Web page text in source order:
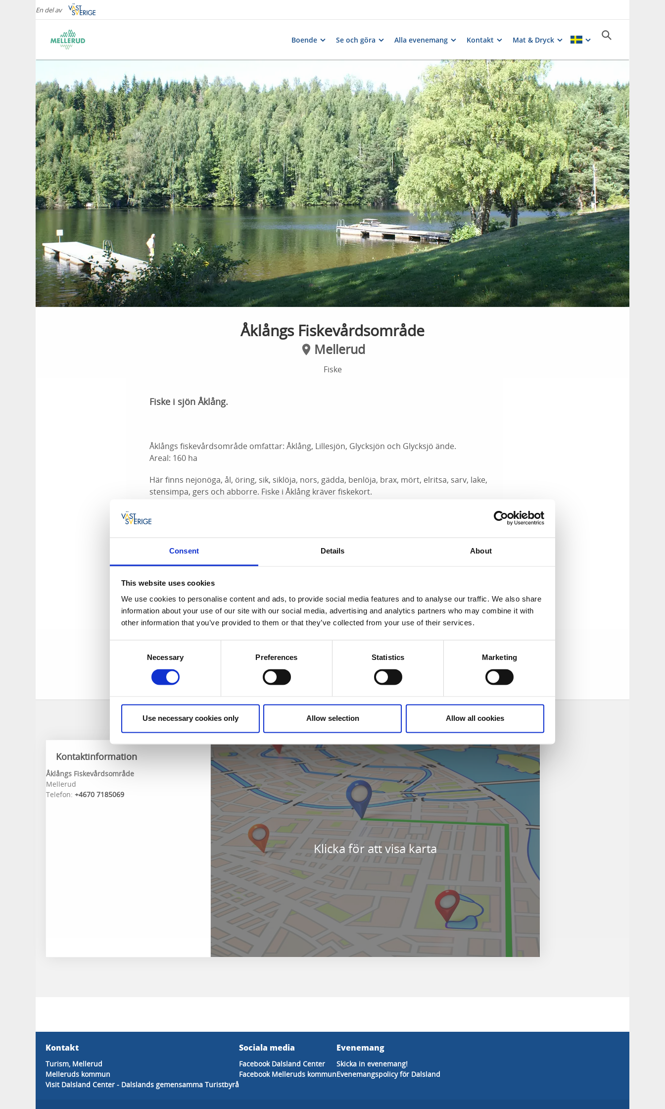
Consent Details About
This website uses cookies
We use cookies to personalise content and ads, to provide social media features and to analyse our traffic. We also share
information about your use of our site with our social media, advertising and analytics partners who may combine it with
other information that you’ve provided to them or that they’ve collected from your use of their services.
Necessary Preferences Statistics Marketing
Use necessary cookies only Allow selection Allow all cookies
En del av
Boende Se och göra Alla evenemang Kontakt Mat & Dryck
Åklångs Fiskevårdsområde
Mellerud
Fiske
Fiske i sjön Åklång.
Åklångs fiskevårdsområde omfattar: Åklång, Lillesjön, Glycksjön och Glycksjö ände.
Areal: 160 ha
Här finns nejonöga, ål, öring, sik, siklöja, nors, gädda, benlöja, brax, mört, elritsa, sarv, lake,
stensimpa, gers och abborre. Fiske i Åklång kräver fiskekort.
Coop Åsensbruk, Storvägen 32, 464 40 Åsensbruk
Dag: 40 kr
Månad: 60 kr
År: 100 kr
Kontaktperson: Karl-Erik Dahl 070-7185069
Kontaktinformation
Åklångs Fiskevårdsområde
Mellerud
Telefon: +4670 7185069
Klicka för att visa karta
Kontakt
Turism, Mellerud
Melleruds kommun
Visit Dalsland Center - Dalslands gemensamma Turistbyrå
Sociala media
Facebook Dalsland Center
Facebook Melleruds kommun
Evenemang
Skicka in evenemang!
Evenemangspolicy för Dalsland